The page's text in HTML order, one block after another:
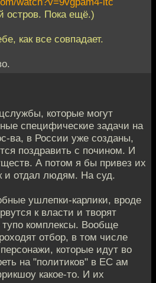
остров. Пока ещё.)
как все совпадает.
которые могут
специфические задачи на
ва, в России уже созданы,
поздравить с почином. И
А потом я бы привез их
и отдал людям. На суд.
ушлепки-карлики, вроде
к власти и творят
комплексы. Вообще
отбор, в том числе
которые идут во
на "политиков" в ЕС ам
какое-то. И их